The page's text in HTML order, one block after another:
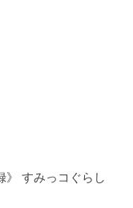
》 すみっコぐらし